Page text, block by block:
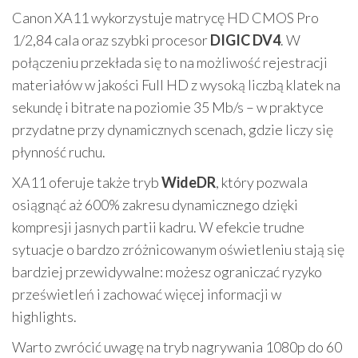
Canon XA11 wykorzystuje matrycę HD CMOS Pro
1/2,84 cala oraz szybki procesorDIGIC DV4. W
połączeniu przekłada się to na możliwość rejestracji
materiałów w jakości Full HD z wysoką liczbą klatek na
sekundę i bitrate na poziomie 35 Mb/s – w praktyce
przydatne przy dynamicznych scenach, gdzie liczy się
płynność ruchu.
XA11 oferuje także trybWideDR, który pozwala
osiągnąć aż 600% zakresu dynamicznego dzięki
kompresji jasnych partii kadru. W efekcie trudne
sytuacje o bardzo zróżnicowanym oświetleniu stają się
bardziej przewidywalne: możesz ograniczać ryzyko
prześwietleń i zachować więcej informacji w
highlights.
Warto zwrócić uwagę na tryb nagrywania 1080p do 60